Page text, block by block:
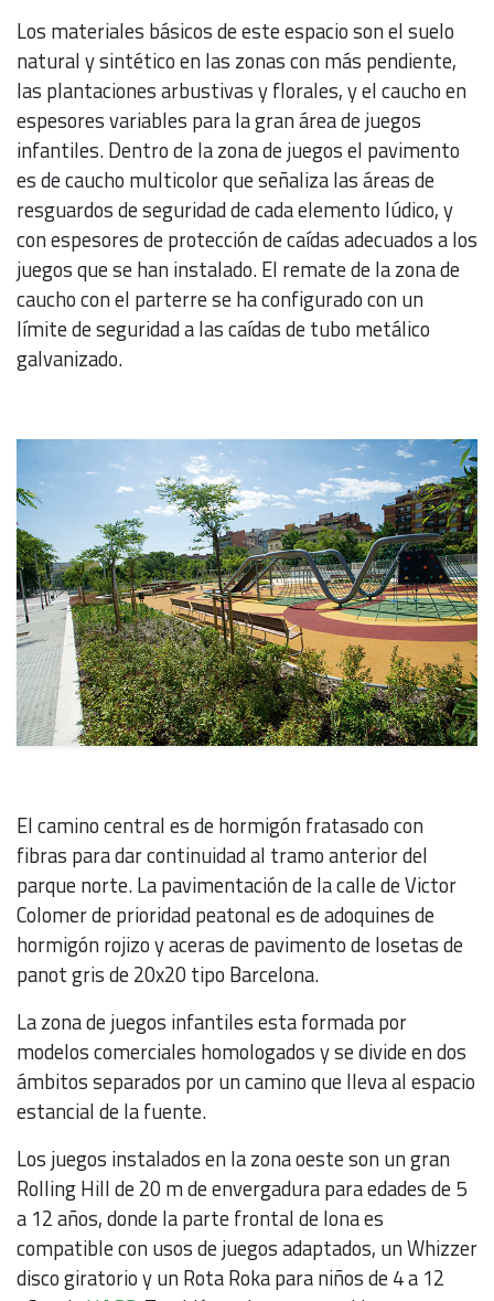
Los materiales básicos de este espacio son el suelo
natural y sintético en las zonas con más pendiente,
las plantaciones arbustivas y florales, y el caucho en
espesores variables para la gran área de juegos
infantiles. Dentro de la zona de juegos el pavimento
es de caucho multicolor que señaliza las áreas de
resguardos de seguridad de cada elemento lúdico, y
con espesores de protección de caídas adecuados a los
juegos que se han instalado. El remate de la zona de
caucho con el parterre se ha configurado con un
límite de seguridad a las caídas de tubo metálico
galvanizado.
El camino central es de hormigón fratasado con
fibras para dar continuidad al tramo anterior del
parque norte. La pavimentación de la calle de Victor
Colomer de prioridad peatonal es de adoquines de
hormigón rojizo y aceras de pavimento de losetas de
panot gris de 20x20 tipo Barcelona.
La zona de juegos infantiles esta formada por
modelos comerciales homologados y se divide en dos
ámbitos separados por un camino que lleva al espacio
estancial de la fuente.
Los juegos instalados en la zona oeste son un gran
Rolling Hill de 20 m de envergadura para edades de 5
a 12 años, donde la parte frontal de lona es
compatible con usos de juegos adaptados, un Whizzer
disco giratorio y un Rota Roka para niños de 4 a 12